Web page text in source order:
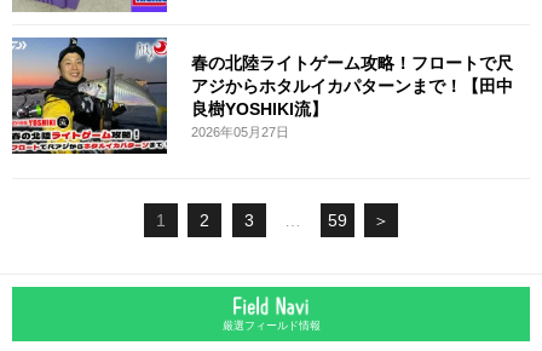
春の北陸ライトゲーム攻略！フロートで尺
アジからホタルイカパターンまで！【田中
良樹YOSHIKI流】
2026年05月27日
1 2 3 … 59 ＞
厳選フィールド情報